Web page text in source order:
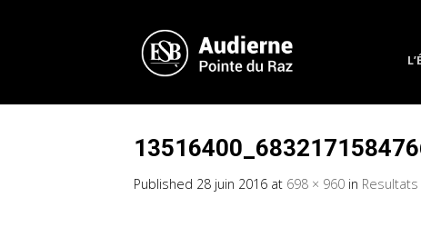
Published 28 juin 2016 at 698 × 960 in